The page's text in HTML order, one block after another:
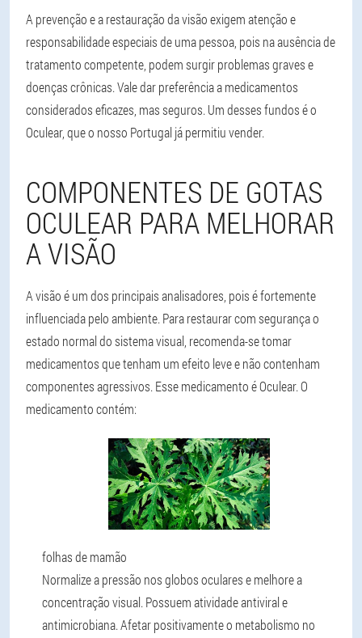
A prevenção e a restauração da visão exigem atenção e
responsabilidade especiais de uma pessoa, pois na ausência de
tratamento competente, podem surgir problemas graves e
doenças crônicas. Vale dar preferência a medicamentos
considerados eficazes, mas seguros. Um desses fundos é o
Oculear, que o nosso Portugal já permitiu vender.
COMPONENTES DE GOTAS
OCULEAR PARA MELHORAR
A VISÃO
A visão é um dos principais analisadores, pois é fortemente
influenciada pelo ambiente. Para restaurar com segurança o
estado normal do sistema visual, recomenda-se tomar
medicamentos que tenham um efeito leve e não contenham
componentes agressivos. Esse medicamento é Oculear. O
medicamento contém:
folhas de mamão
Normalize a pressão nos globos oculares e melhore a
concentração visual. Possuem atividade antiviral e
antimicrobiana. Afetar positivamente o metabolismo no